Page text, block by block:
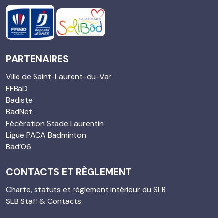
PARTENAIRES
Ville de Saint-Laurent-du-Var
FFBaD
Badiste
BadNet
Fédération Stade Laurentin
Ligue PACA Badminton
Bad’06
CONTACTS ET RÈGLEMENT
Charte, statuts et règlement intérieur du SLB
SLB Staff & Contacts